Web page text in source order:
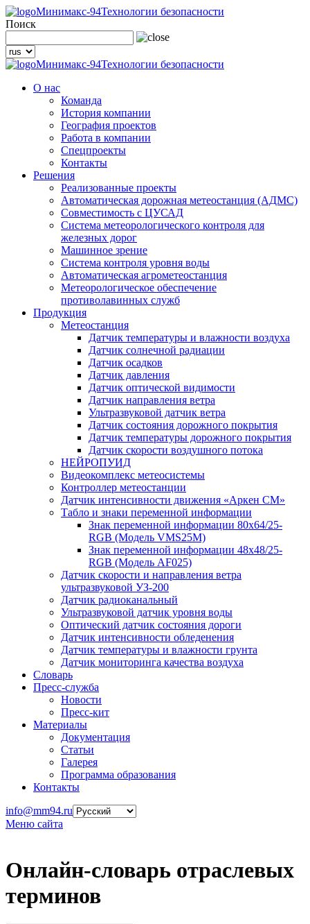
Минимакс-94Технологии безопасности
Поиск
Минимакс-94Технологии безопасности
О нас
Команда
История компании
География проектов
Работа в компании
Спецпроекты
Контакты
Решения
Реализованные проекты
Автоматическая дорожная метеостанция (АДМС)
Совместимость с ЦУСАД
Система метеорологического контроля для
железных дорог
Машинное зрение
Система контроля уровня воды
Автоматическая агрометеостанция
Метеорологическое обеспечение
противолавинных служб
Продукция
Метеостанция
Датчик температуры и влажности воздуха
Датчик солнечной радиации
Датчик осадков
Датчик давления
Датчик оптической видимости
Датчик направления ветра
Ультразвуковой датчик ветра
Датчик состояния дорожного покрытия
Датчик температуры дорожного покрытия
Датчик скорости воздушного потока
НЕЙРОПУИД
Видеокомплекс метеосистемы
Контроллер метеостанции
Датчик интенсивности движения «Аркен СМ»
Табло и знаки переменной информации
Знак переменной информации 80х64/25-
RGB (Модель VMS25M)
Знак переменной информации 48х48/25-
RGB (Модель АF025)
Датчик скорости и направления ветра
ультразвуковой УЗ-200
Датчик радиоканальный
Ультразвуковой датчик уровня воды
Оптический датчик состояния дороги
Датчик интенсивности обледенения
Датчик температуры и влажности грунта
Датчик мониторинга качества воздуха
Словарь
Пресс-служба
Новости
Пресс-кит
Материалы
Документация
Статьи
Галерея
Программа образования
Контакты
info@mm94.ru
Меню сайта
Онлайн-словарь отраслевых
терминов